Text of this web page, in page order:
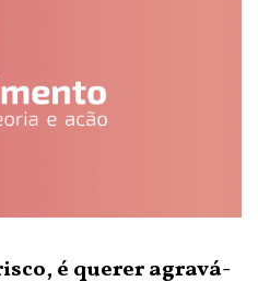
é querer agravá-